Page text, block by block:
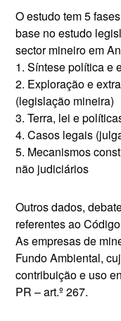
O estudo tem 5
base no estudo
sector mineiro em
1. Síntese política e
2. Exploração e
(legislação mineira)
3. Terra, lei e
4. Casos legais
5. Mecanismos
não judiciários
Outros dados,
referentes ao
As empresas de
Fundo Ambiental,
contribuição e uso
PR – art.º 267.